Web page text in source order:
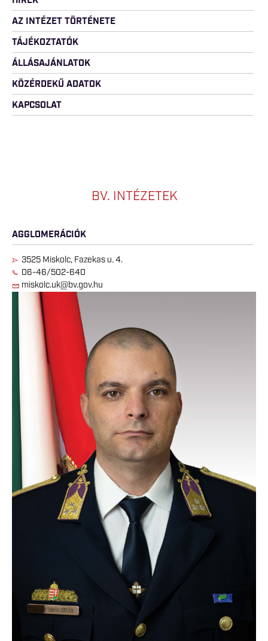
AZ INTÉZET TÖRTÉNETE
TÁJÉKOZTATÓK
ÁLLÁSAJÁNLATOK
KÖZÉRDEKŰ ADATOK
KAPCSOLAT
BV. INTÉZETEK
AGGLOMERÁCIÓK
3525 Miskolc, Fazekas u. 4.
06-46/502-640
miskolc.uk@bv.gov.hu